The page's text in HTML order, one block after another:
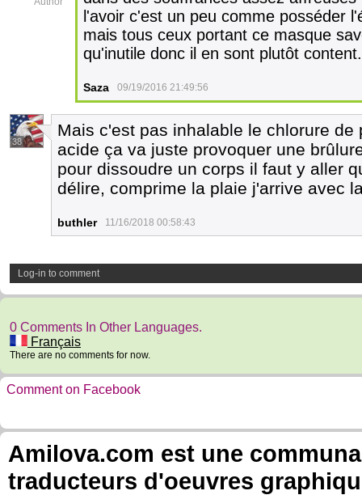
l'avoir c'est un peu comme posséder
mais tous ceux portant ce masque
qu'inutile donc il en sont plutôt content.
Saza 09/19/2016 21:49:56
38
Mais c'est pas inhalable le chlorure
acide ça va juste provoquer une
pour dissoudre un corps il faut y aller
délire, comprime la plaie j'arrive avec
buthler 11/16/2018 00:58:43
Log-in to comment
0 Comments In Other Languages.
Français
There are no comments for now.
Comment on Facebook
Amilova.com est une
traducteurs d'oeuvres